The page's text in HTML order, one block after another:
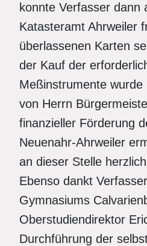
konnte Verfasser dann
Katasteramt Ahrweiler
überlassenen Karten
der Kauf der
Meßinstrumente
von Herrn
finanzieller Förderung
Neuenahr-Ahrweiler
an dieser Stelle
Ebenso dankt
Gymnasiums
Oberstudiendirektor
Durchführung der